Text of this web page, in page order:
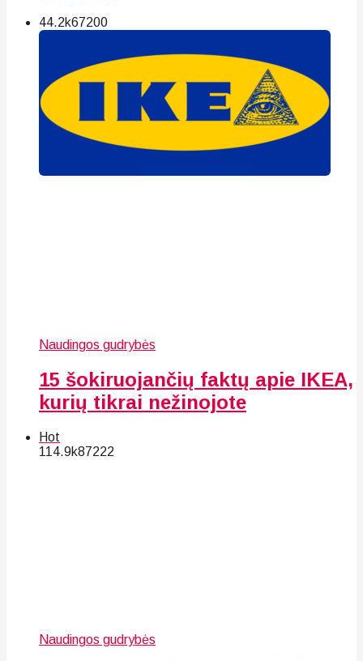
44.2k67200
Naudingos gudrybės
15 šokiruojančių faktų apie IKEA,
kurių tikrai nežinojote
Hot
114.9k87222
Naudingos gudrybės